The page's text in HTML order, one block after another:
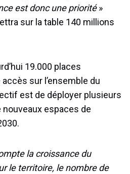
est donc une priorité»
sur la table 140 millions
19.000 places
sur l’ensemble du
est de déployer plusieurs
espaces de
la croissance du
le territoire, le nombre de